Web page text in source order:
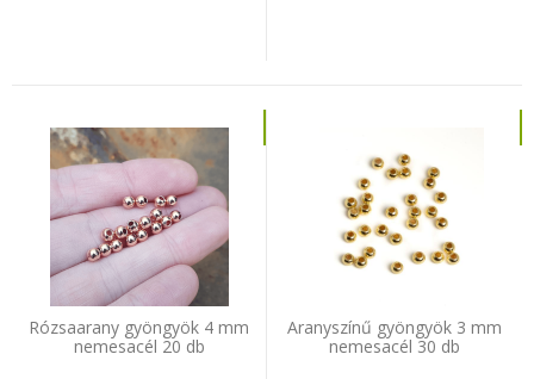
Rózsaarany gyöngyök 4 mm
nemesacél 20 db
Aranyszínű gyöngyök 3 mm
nemesacél 30 db